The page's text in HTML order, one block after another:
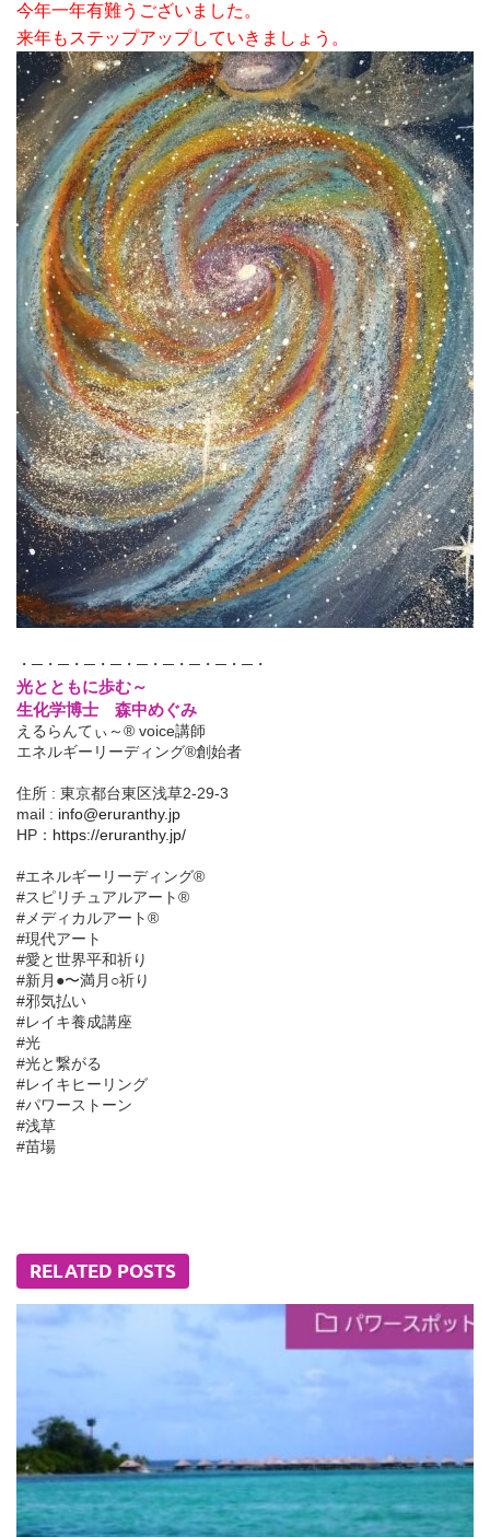
今年一年有難うございました。
来年もステップアップしていきましょう。
・─・─・─・─・─・─・─・─・─・
光とともに歩む～
生化学博士 森中めぐみ
えるらんてぃ～® voice講師
エネルギーリーディング®創始者
住所 : 東京都台東区浅草2-29-3
mail : info@eruranthy.jp
HP： https://eruranthy.jp/
#エネルギーリーディング®︎
#スピリチュアルアート®︎
#メディカルアート®︎
#現代アート
#愛と世界平和祈り
#新月●〜満月○祈り
#邪気払い
#レイキ養成講座
#光
#光と繋がる
#レイキヒーリング
#パワーストーン
#浅草
#苗場
RELATED POSTS